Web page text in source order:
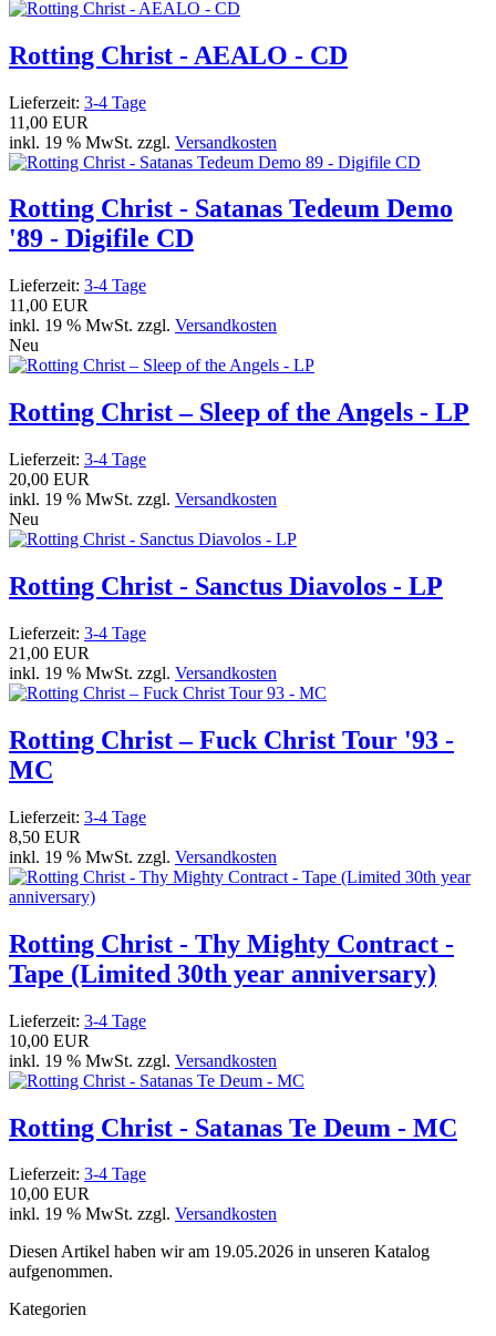
Rotting Christ - AEALO - CD
Lieferzeit: 3-4 Tage
11,00 EUR
inkl. 19 % MwSt. zzgl. Versandkosten
Rotting Christ ‎- Satanas Tedeum Demo
'89 - Digifile CD
Lieferzeit: 3-4 Tage
11,00 EUR
inkl. 19 % MwSt. zzgl. Versandkosten
Neu
Rotting Christ – Sleep of the Angels - LP
Lieferzeit: 3-4 Tage
20,00 EUR
inkl. 19 % MwSt. zzgl. Versandkosten
Neu
Rotting Christ - Sanctus Diavolos - LP
Lieferzeit: 3-4 Tage
21,00 EUR
inkl. 19 % MwSt. zzgl. Versandkosten
Rotting Christ – Fuck Christ Tour '93 -
MC
Lieferzeit: 3-4 Tage
8,50 EUR
inkl. 19 % MwSt. zzgl. Versandkosten
Rotting Christ - Thy Mighty Contract -
Tape (Limited 30th year anniversary)
Lieferzeit: 3-4 Tage
10,00 EUR
inkl. 19 % MwSt. zzgl. Versandkosten
Rotting Christ - Satanas Te Deum - MC
Lieferzeit: 3-4 Tage
10,00 EUR
inkl. 19 % MwSt. zzgl. Versandkosten
Diesen Artikel haben wir am 19.05.2026 in unseren Katalog
aufgenommen.
Kategorien